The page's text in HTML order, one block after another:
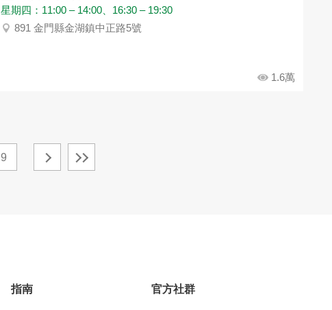
星期四：11:00 – 14:00、16:30 – 19:30
891 金門縣金湖鎮中正路5號
1.6萬
9
指南
官方社群